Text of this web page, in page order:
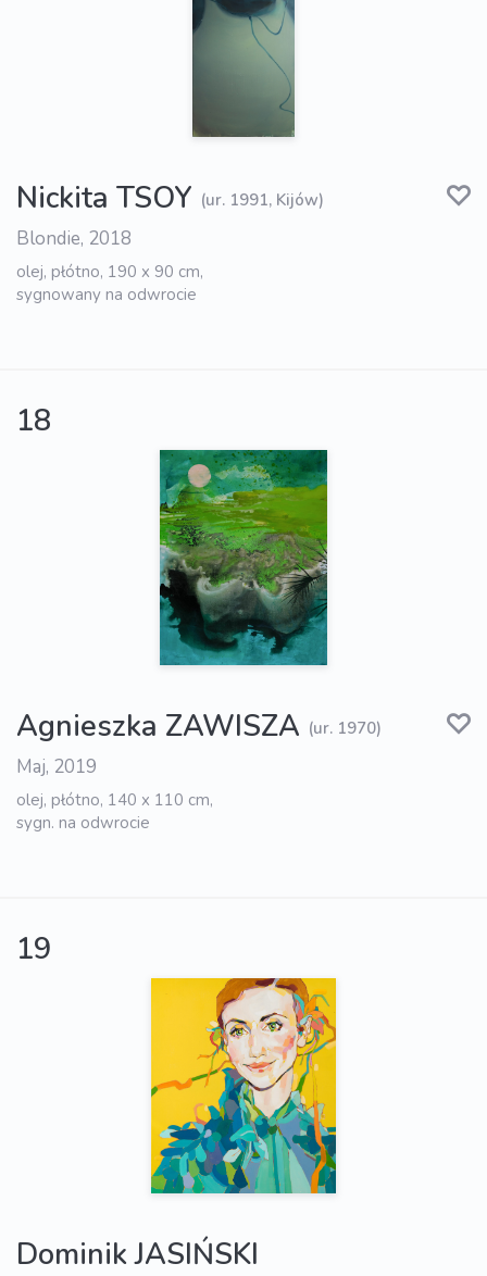
Nickita TSOY (ur. 1991, Kijów)
Blondie, 2018
olej, płótno, 190 x 90 cm,
sygnowany na odwrocie
18
Agnieszka ZAWISZA (ur. 1970)
Maj, 2019
olej, płótno, 140 x 110 cm,
sygn. na odwrocie
19
Dominik JASIŃSKI